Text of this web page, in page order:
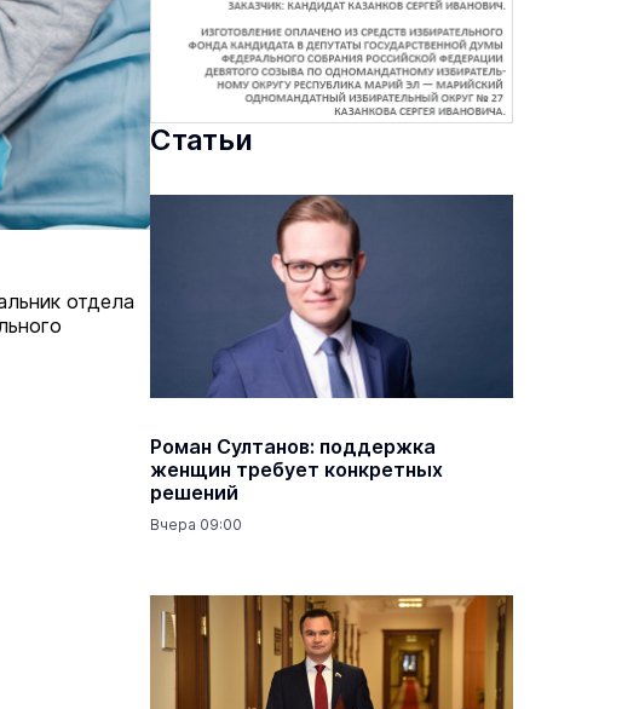
отдела
Статьи
Роман Султанов: поддержка
женщин требует конкретных
решений
Вчера 09:00